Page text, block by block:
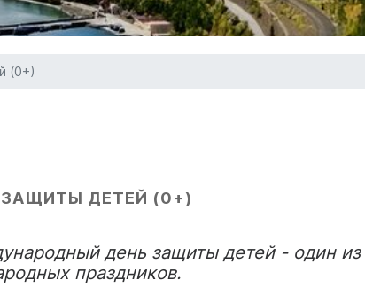
(0+)
ДЕТЕЙ (0+)
день защиты детей - один из
праздников.